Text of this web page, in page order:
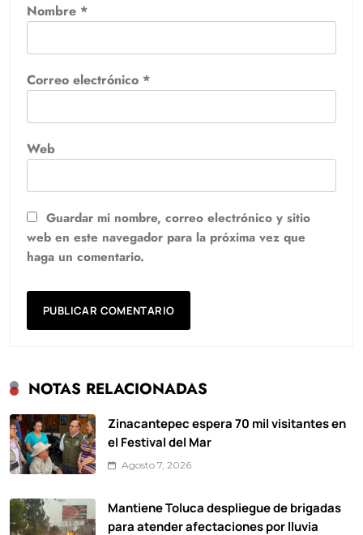
Nombre *
Correo electrónico *
Web
Guardar mi nombre, correo electrónico y sitio
web en este navegador para la próxima vez que
haga un comentario.
NOTAS RELACIONADAS
Zinacantepec espera 70 mil visitantes en
el Festival del Mar
Agosto 7, 2026
Mantiene Toluca despliegue de brigadas
para atender afectaciones por lluvia